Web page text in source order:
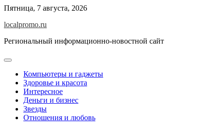
Перейти
содержимому
Пятница, 7 августа, 2026
localpromo.ru
Региональный информационно-новостной сайт
Компьютеры и гаджеты
Здоровье и красота
Интересное
Деньги и бизнес
Звезды
Отношения и любовь